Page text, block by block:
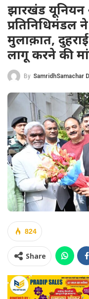
झारखंड
प्रतिनिधिमंडल
मुलाक़ात,
लागू करने की
By SamridhSamachar
824
Share